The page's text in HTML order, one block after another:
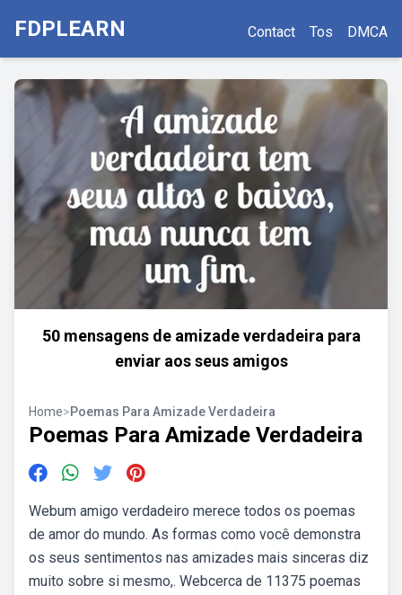
FDPLEARN Contact Tos DMCA
50 mensagens de amizade verdadeira para
enviar aos seus amigos
Home>Poemas Para Amizade Verdadeira
Poemas Para Amizade Verdadeira
Webum amigo verdadeiro merece todos os poemas
de amor do mundo. As formas como você demonstra
os seus sentimentos nas amizades mais sinceras diz
muito sobre si mesmo,. Webcerca de 11375 poemas